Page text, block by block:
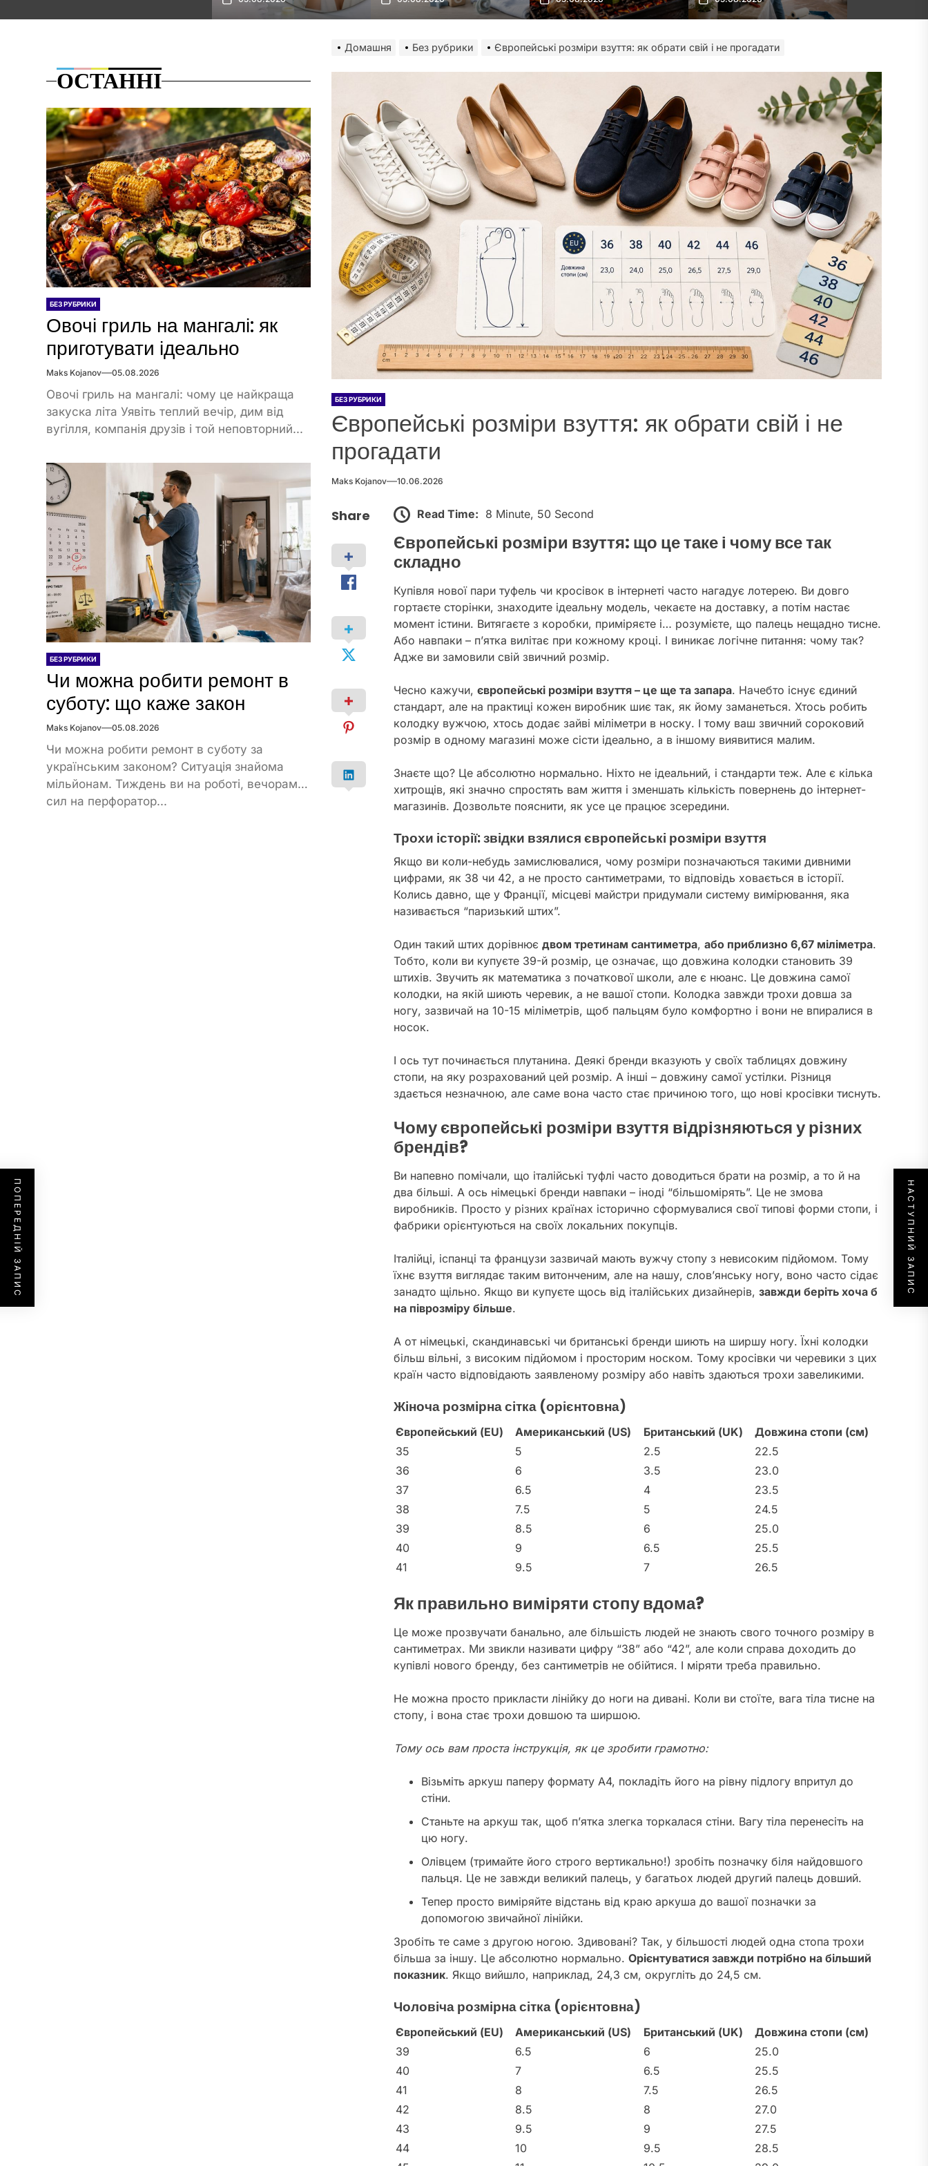
Домашня Без рубрики Європейські розміри взуття: як обрати свій і не прогадати
БЕЗ РУБРИКИ
Європейські розміри взуття: як обрати свій і не
прогадати
Maks Kojanov 10.06.2026
Share Read Time: 8 Minute, 50 Second
Європейські розміри взуття: що це таке і чому все так
складно
Купівля нової пари туфель чи кросівок в інтернеті часто нагадує лотерею. Ви довго
гортаєте сторінки, знаходите ідеальну модель, чекаєте на доставку, а потім настає
момент істини. Витягаєте з коробки, приміряєте і… розумієте, що палець нещадно тисне.
Або навпаки – п’ятка вилітає при кожному кроці. І виникає логічне питання: чому так?
Адже ви замовили свій звичний розмір.
Чесно кажучи,європейські розміри взуття – це ще та запара. Начебто існує єдиний
стандарт, але на практиці кожен виробник шиє так, як йому заманеться. Хтось робить
колодку вужчою, хтось додає зайві міліметри в носку. І тому ваш звичний сороковий
розмір в одному магазині може сісти ідеально, а в іншому виявитися малим.
Знаєте що? Це абсолютно нормально. Ніхто не ідеальний, і стандарти теж. Але є кілька
хитрощів, які значно спростять вам життя і зменшать кількість повернень до інтернет-
магазинів. Дозвольте пояснити, як усе це працює зсередини.
Трохи історії: звідки взялися європейські розміри взуття
Якщо ви коли-небудь замислювалися, чому розміри позначаються такими дивними
цифрами, як 38 чи 42, а не просто сантиметрами, то відповідь ховається в історії.
Колись давно, ще у Франції, місцеві майстри придумали систему вимірювання, яка
називається “паризький штих”.
Один такий штих дорівнюєдвом третинам сантиметра,або приблизно 6,67 міліметра.
Тобто, коли ви купуєте 39-й розмір, це означає, що довжина колодки становить 39
штихів. Звучить як математика з початкової школи, але є нюанс. Це довжина самої
колодки, на якій шиють черевик, а не вашої стопи. Колодка завжди трохи довша за
ногу, зазвичай на 10-15 міліметрів, щоб пальцям було комфортно і вони не впиралися в
носок.
І ось тут починається плутанина. Деякі бренди вказують у своїх таблицях довжину
стопи, на яку розрахований цей розмір. А інші – довжину самої устілки. Різниця
здається незначною, але саме вона часто стає причиною того, що нові кросівки тиснуть.
Чому європейські розміри взуття відрізняються у різних
брендів?
Ви напевно помічали, що італійські туфлі часто доводиться брати на розмір, а то й на
два більші. А ось німецькі бренди навпаки – іноді “більшомірять”. Це не змова
виробників. Просто у різних країнах історично сформувалися свої типові форми стопи, і
фабрики орієнтуються на своїх локальних покупців.
Італійці, іспанці та французи зазвичай мають вужчу стопу з невисоким підйомом. Тому
їхнє взуття виглядає таким витонченим, але на нашу, слов’янську ногу, воно часто сідає
занадто щільно. Якщо ви купуєте щось від італійських дизайнерів,завжди беріть хоча б
на піврозміру більше.
А от німецькі, скандинавські чи британські бренди шиють на ширшу ногу. Їхні колодки
більш вільні, з високим підйомом і просторим носком. Тому кросівки чи черевики з цих
країн часто відповідають заявленому розміру або навіть здаються трохи завеликими.
Жіноча розмірна сітка (орієнтовна)
Європейський (EU) Американський (US) Британський (UK)
Довжина стопи (см)
35
5 2.5
22.5
36
6 3.5
23.0
37
6.5 4
23.5
38
7.5 5
24.5
39
8.5 6
25.0
40
9 6.5
25.5
41
9.5 7 26.5
Як правильно виміряти стопу вдома?
Це може прозвучати банально, але більшість людей не знають свого точного розміру в
сантиметрах. Ми звикли називати цифру “38” або “42”, але коли справа доходить до
купівлі нового бренду, без сантиметрів не обійтися. І міряти треба правильно.
Не можна просто прикласти лінійку до ноги на дивані. Коли ви стоїте, вага тіла тисне на
стопу, і вона стає трохи довшою та ширшою.
Тому ось вам проста інструкція, як це зробити грамотно:
Візьміть аркуш паперу формату А4, покладіть його на рівну підлогу впритул до
стіни.
Станьте на аркуш так, щоб п’ятка злегка торкалася стіни. Вагу тіла перенесіть на
цю ногу.
Олівцем (тримайте його строго вертикально!) зробіть позначку біля найдовшого
пальця. Це не завжди великий палець, у багатьох людей другий палець довший.
Тепер просто виміряйте відстань від краю аркуша до вашої позначки за
допомогою звичайної лінійки.
Зробіть те саме з другою ногою. Здивовані? Так, у більшості людей одна стопа трохи
більша за іншу. Це абсолютно нормально.Орієнтуватися завжди потрібно на більший
показник. Якщо вийшло, наприклад, 24,3 см, округліть до 24,5 см.
Чоловіча розмірна сітка (орієнтовна)
Європейський (EU) Американський (US) Британський (UK)
Довжина стопи (см)
39
6.5 6
25.0
40
7 6.5
25.5
41
8 7.5
26.5
42
8.5 8
27.0
43
9.5 9
27.5
44
10 9.5
28.5
ПОПЕРЕДНІЙ ЗАПИС НАСТУПНИЙ ЗАПИС
ОСТАННІ
БЕЗ РУБРИКИ
Овочі гриль на мангалі: як
приготувати ідеально
Maks Kojanov 05.08.2026
Овочі гриль на мангалі: чому це найкраща
закуска літа Уявіть теплий вечір, дим від
вугілля, компанія друзів і той неповторний...
БЕЗ РУБРИКИ
Чи можна робити ремонт в
суботу: що каже закон
Maks Kojanov 05.08.2026
Чи можна робити ремонт в суботу за
українським законом? Ситуація знайома
мільйонам. Тиждень ви на роботі, вечорами
сил на перфоратор...